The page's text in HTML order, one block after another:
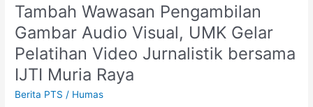
Tambah Wawasan Pengambilan
Gambar Audio Visual, UMK Gelar
Pelatihan Video Jurnalistik bersama
IJTI Muria Raya
Berita PTS / Humas
Tambah
Wawasan
Pengambilan
Gambar
Audio
Visual,
UMK